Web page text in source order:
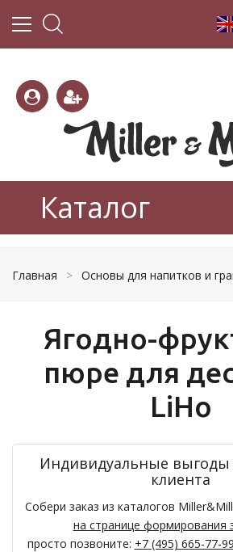
Каталог
Главная > Основы для напитков и
Ягодно-
пюре для
LiHo
Индивидуальные выгоды
клиента
Собери заказ из каталогов
на странице формирования
просто позвоните: +7 (495) 665-77-99